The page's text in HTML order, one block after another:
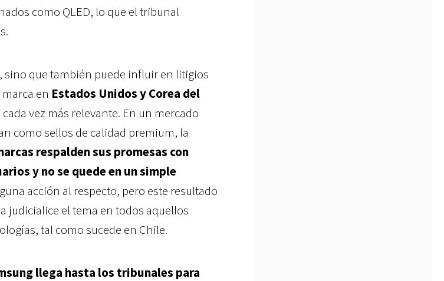
como QLED, lo que el tribunal
sino que también puede influir en litigios
en Estados Unidos y Corea del
vez más relevante. En un mercado
como sellos de calidad premium, la
respalden sus promesas con
y no se quede en un simple
acción al respecto, pero este resultado
judicialice el tema en todos aquellos
tal como sucede en Chile.
llega hasta los tribunales para